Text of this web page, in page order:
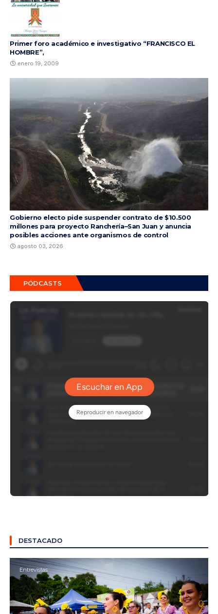
Primer foro académico e investigativo “FRANCISCO EL
HOMBRE”,
enero 19, 2009
Gobierno electo pide suspender contrato de $10.500
millones para proyecto Ranchería–San Juan y anuncia
posibles acciones ante organismos de control
agosto 03, 2026
PÓDCASTS
DESTACADO
Entrevistas